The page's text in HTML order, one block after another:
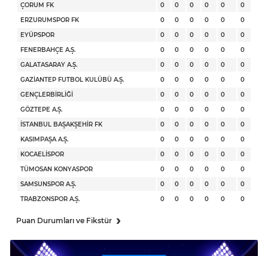
ÇORUM FK
0 0 0 0 0
0
ERZURUMSPOR FK
0 0 0 0 0
0
EYÜPSPOR
0 0 0 0 0
0
FENERBAHÇE A.Ş.
0 0 0 0 0
0
GALATASARAY A.Ş.
0 0 0 0 0
0
GAZİANTEP FUTBOL KULÜBÜ A.Ş.
0 0 0 0 0
0
GENÇLERBİRLİĞİ
0 0 0 0 0
0
GÖZTEPE A.Ş.
0 0 0 0 0
0
İSTANBUL BAŞAKŞEHİR FK
0 0 0 0 0
0
KASIMPAŞA A.Ş.
0 0 0 0 0
0
KOCAELİSPOR
0 0 0 0 0
0
TÜMOSAN KONYASPOR
0 0 0 0 0
0
SAMSUNSPOR A.Ş.
0 0 0 0 0
0
TRABZONSPOR A.Ş.
0 0 0 0 0 0
Puan Durumları ve Fikstür ›